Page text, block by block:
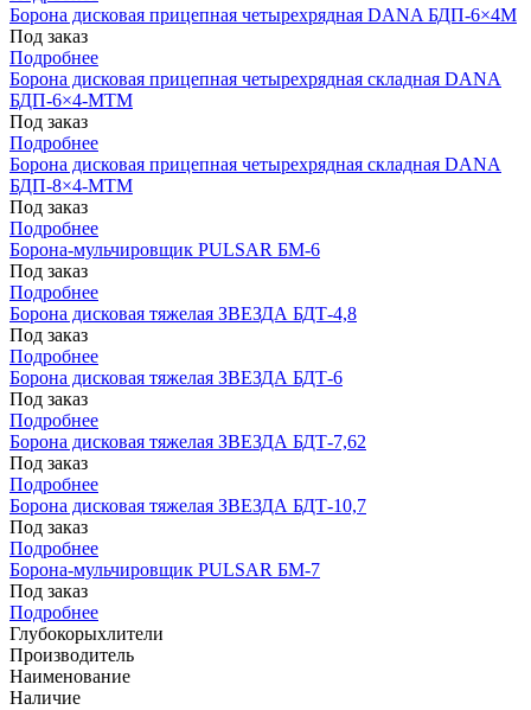
Борона дисковая прицепная четырехрядная DANA БДП-6×4М
Под заказ
Подробнее
Борона дисковая прицепная четырехрядная складная DANA
БДП-6×4-МТМ
Под заказ
Подробнее
Борона дисковая прицепная четырехрядная складная DANA
БДП-8×4-МТМ
Под заказ
Подробнее
Борона-мульчировщик PULSAR БМ-6
Под заказ
Подробнее
Борона дисковая тяжелая ЗВЕЗДА БДТ-4,8
Под заказ
Подробнее
Борона дисковая тяжелая ЗВЕЗДА БДТ-6
Под заказ
Подробнее
Борона дисковая тяжелая ЗВЕЗДА БДТ-7,62
Под заказ
Подробнее
Борона дисковая тяжелая ЗВЕЗДА БДТ-10,7
Под заказ
Подробнее
Борона-мульчировщик PULSAR БМ-7
Под заказ
Подробнее
Глубокорыхлители
Производитель
Наименование
Наличие